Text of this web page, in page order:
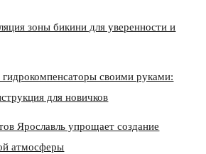
зоны бикини для уверенности и
гидрокомпенсаторы своими руками:
для новичков
Ярославль упрощает создание
атмосферы